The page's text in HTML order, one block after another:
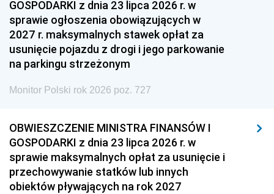
GOSPODARKI z dnia 23 lipca 2026 r. w
sprawie ogłoszenia obowiązujących w
2027 r. maksymalnych stawek opłat za
usunięcie pojazdu z drogi i jego parkowanie
na parkingu strzeżonym
Monitor Polski rok 2026 poz. 727
OBWIESZCZENIE MINISTRA FINANSÓW I
GOSPODARKI z dnia 23 lipca 2026 r. w
sprawie maksymalnych opłat za usunięcie i
przechowywanie statków lub innych
obiektów pływających na rok 2027